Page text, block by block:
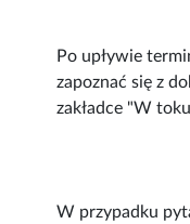
Po upływie
zapoznać się z
zakładce "W
W przypadku